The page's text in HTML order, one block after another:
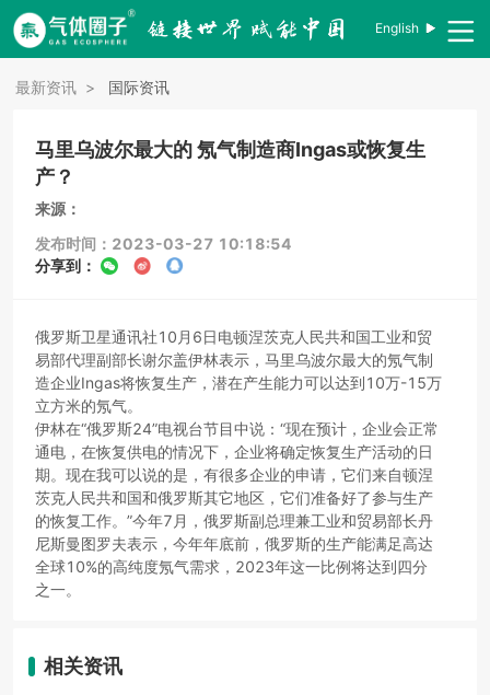
English
最新资讯 > 国际资讯
马里乌波尔最大的 氖气制造商Ingas或恢复生
产？
来源：
发布时间：2023-03-27 10:18:54
分享到：
俄罗斯卫星通讯社10月6日电顿涅茨克人民共和国工业和贸
易部代理副部长谢尔盖伊林表示，马里乌波尔最大的氖气制
造企业Ingas将恢复生产，潜在产生能力可以达到10万-15万
立方米的氖气。
伊林在“俄罗斯24”电视台节目中说：“现在预计，企业会正常
通电，在恢复供电的情况下，企业将确定恢复生产活动的日
期。现在我可以说的是，有很多企业的申请，它们来自顿涅
茨克人民共和国和俄罗斯其它地区，它们准备好了参与生产
的恢复工作。”今年7月，俄罗斯副总理兼工业和贸易部长丹
尼斯曼图罗夫表示，今年年底前，俄罗斯的生产能满足高达
全球10%的高纯度氖气需求，2023年这一比例将达到四分
之一。
相关资讯